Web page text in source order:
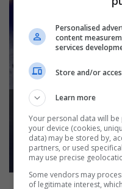
Zbulohet një
mes bimësisë
edhe
Personalised
content
services
Store and/or
Learn more
Your personal data will
your device (cookies,
data) may be stored by,
partners, or used
may use precise
Some vendors may
of legitimate interest,